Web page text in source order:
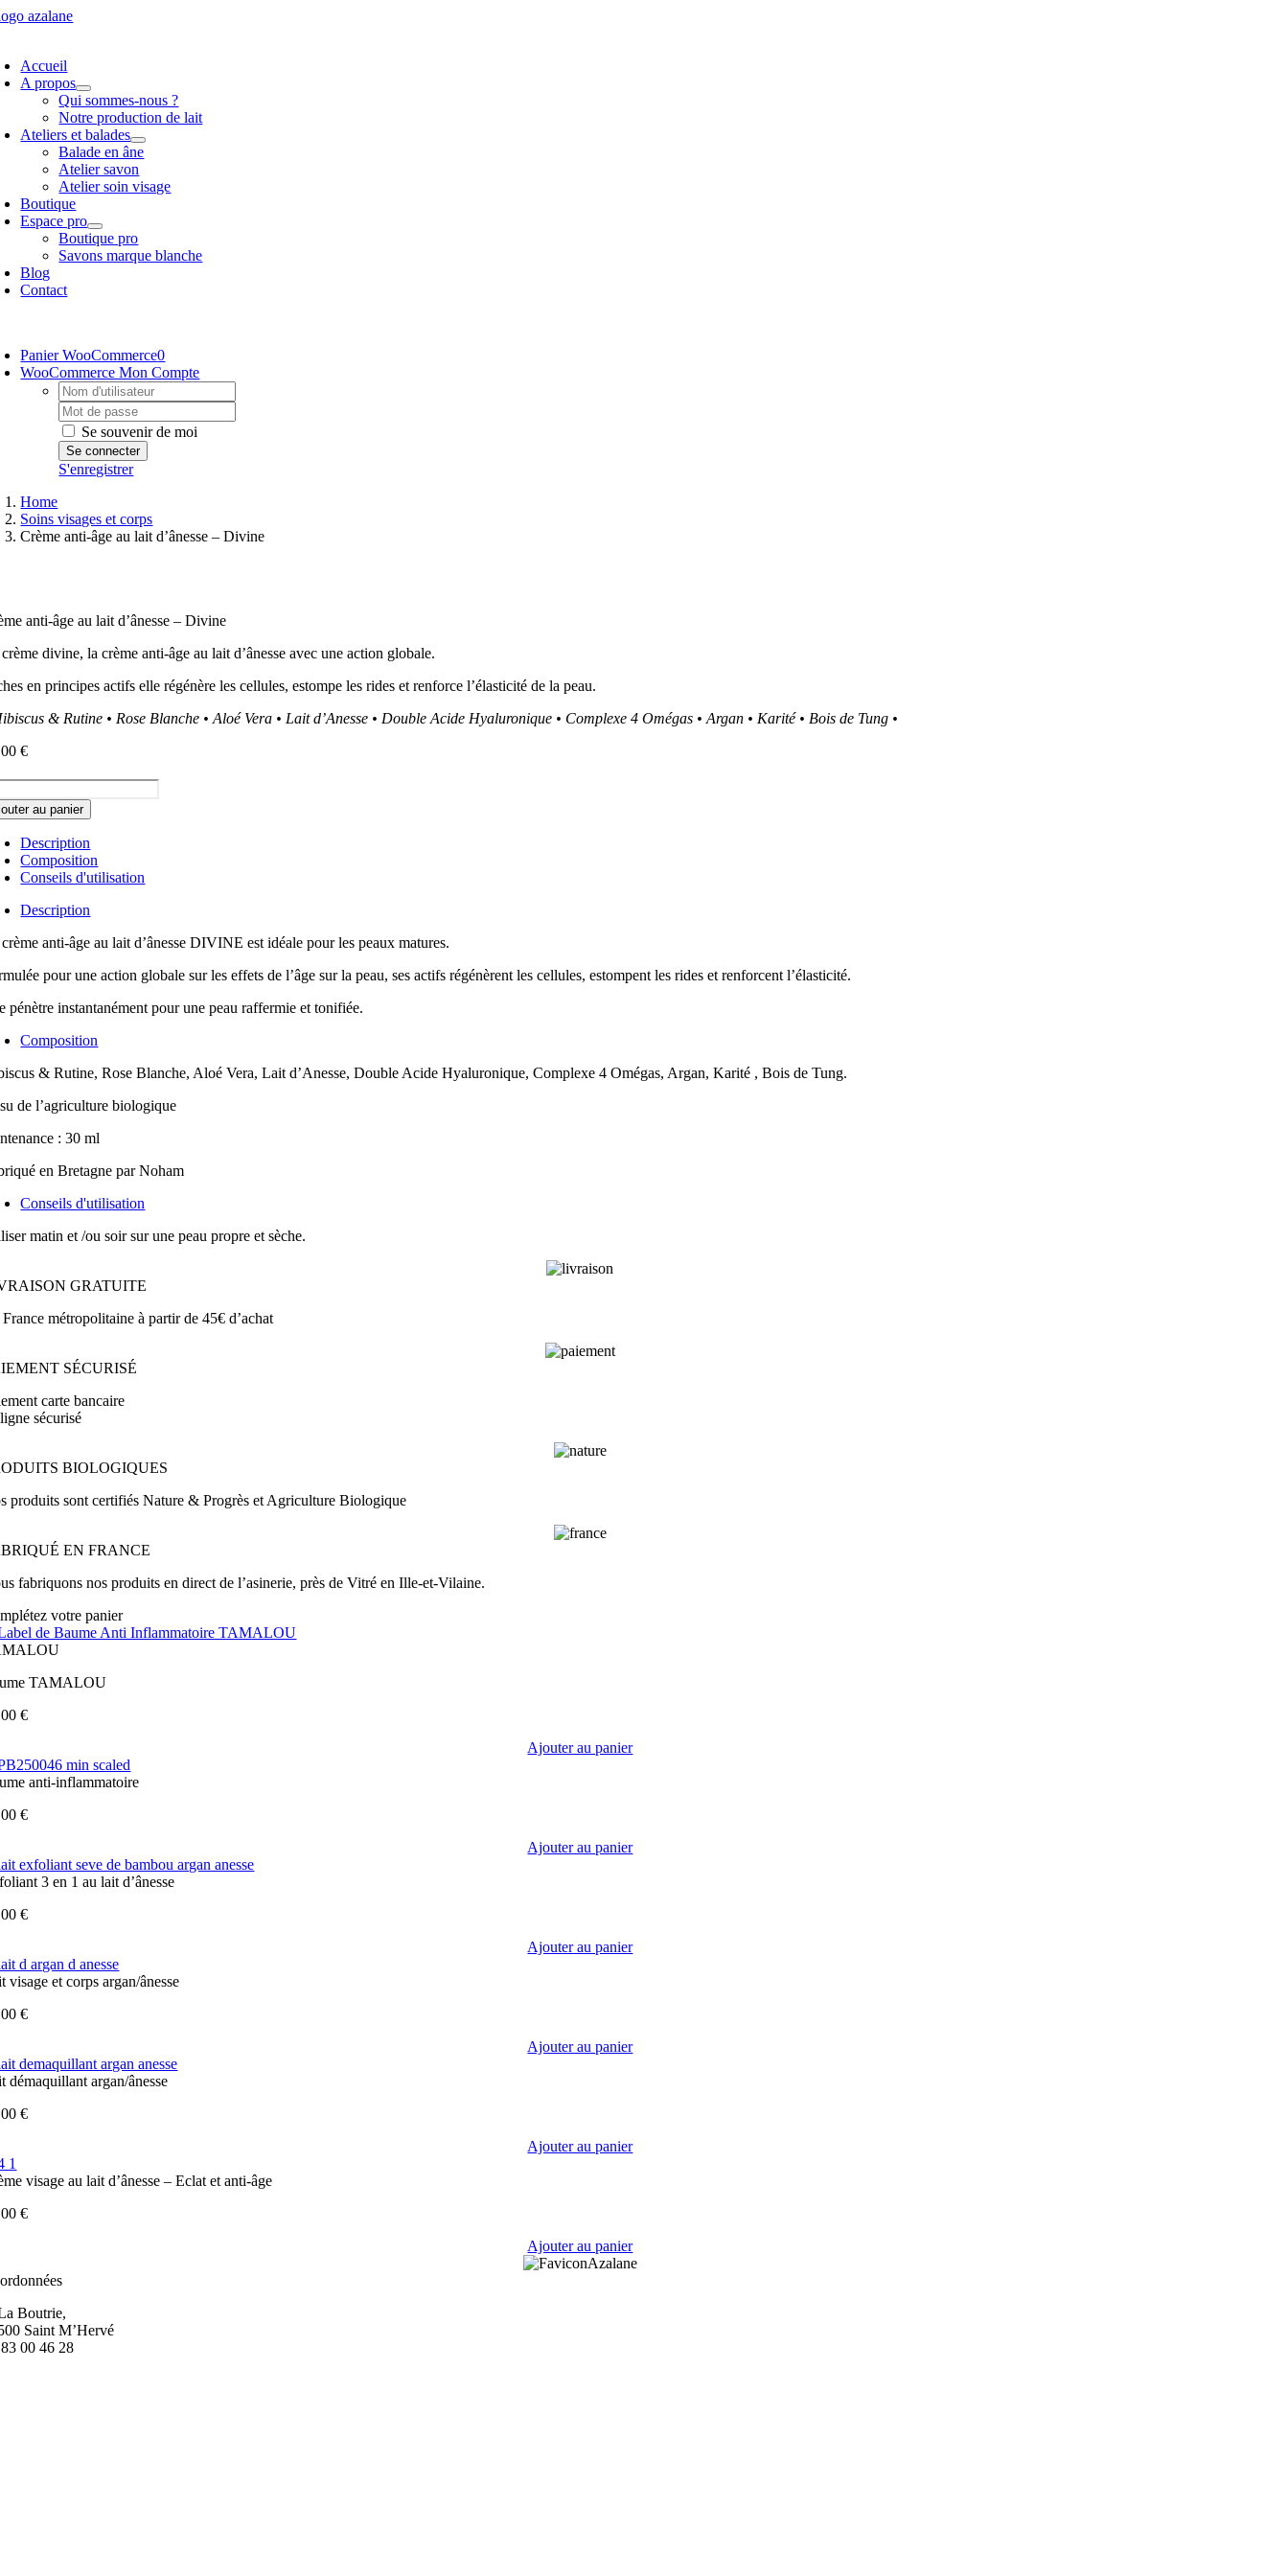
Passer
Accueil
A propos
Qui sommes-nous ?
Notre production de lait
Ateliers et balades
Balade en âne
Atelier savon
Atelier soin visage
Boutique
Espace pro
Boutique pro
Savons marque blanche
Blog
Contact
Panier WooCommerce0
WooCommerce Mon Compte
Username:
Password:
Se souvenir de moi
S'enregistrer
Home
Soins visages et corps
Crème anti-âge au lait d’ânesse – Divine
anti-âge au lait d’ânesse – Divine
divine, la crème anti-âge au lait d’ânesse avec une action globale.
en principes actifs elle régénère les cellules, estompe les rides et renforce l’élasticité de la peau.
& Rutine • Rose Blanche • Aloé Vera • Lait d’Anesse • Double Acide Hyaluronique • Complexe 4 Omégas • Argan • Karité • Bois de Tung •
€
au panier
Description
Composition
Conseils d'utilisation
Description
anti-âge au lait d’ânesse DIVINE est idéale pour les peaux matures.
pour une action globale sur les effets de l’âge sur la peau, ses actifs régénèrent les cellules, estompent les rides et renforcent l’élasticité.
pénètre instantanément pour une peau raffermie et tonifiée.
Composition
& Rutine, Rose Blanche, Aloé Vera, Lait d’Anesse, Double Acide Hyaluronique, Complexe 4 Omégas, Argan, Karité , Bois de Tung.
de l’agriculture biologique
: 30 ml
en Bretagne par Noham
Conseils d'utilisation
matin et /ou soir sur une peau propre et sèche.
GRATUITE
métropolitaine à partir de 45€ d’achat
SÉCURISÉ
carte bancaire
sécurisé
BIOLOGIQUES
produits sont certifiés Nature & Progrès et Agriculture Biologique
EN FRANCE
fabriquons nos produits en direct de l’asinerie, près de Vitré en Ille-et-Vilaine.
votre panier
TAMALOU
€
Ajouter au panier
anti-inflammatoire
€
Ajouter au panier
3 en 1 au lait d’ânesse
€
Ajouter au panier
visage et corps argan/ânesse
€
Ajouter au panier
démaquillant argan/ânesse
€
Ajouter au panier
visage au lait d’ânesse – Eclat et anti-âge
€
Ajouter au panier
Boutrie,
Saint M’Hervé
00 46 28